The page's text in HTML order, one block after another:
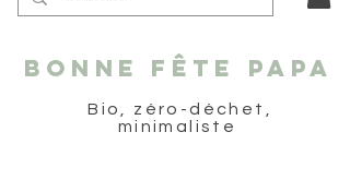
Bonne Fête PaPA
Bio, zéro-déchet,
minimaliste